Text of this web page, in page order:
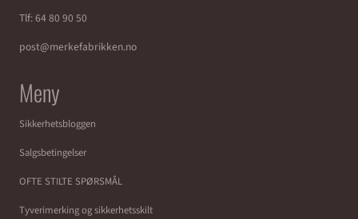
Tlf:64 80 90 50
post@merkefabrikken.no
Meny
Sikkerhetsbloggen
Salgsbetingelser
OFTE STILTE SPØRSMÅL
Tyverimerking og sikkerhetsskilt